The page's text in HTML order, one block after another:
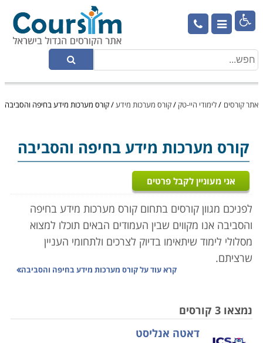

אתר קורסים /לימודי היי-טק /קורס מערכות מידע/קורס מערכות מידע בחיפה והסביבה
קורס מערכות מידעבחיפה והסביבה
אני מעוניין לקבל פרטים
לפניכם מגוון קורסים בתחום קורס מערכות מידע בחיפה
והסביבה אנו מקווים שבין העמודים הבאים תוכלו למצוא
מסלולי לימוד שיתאימו בדיוק לצרכים ולתחומי העניין
שרציתם.
כביש נתיבי המפרץ, הרכבת ותשתית האוטובוסים הפכו את
חיפה והסביבה לאזור בעל נגישות גבוהה. חיפה היא העיר
קרא עוד עלקורס מערכות מידע בחיפה והסביבה
נמצאו 3 קורסים
דאטה אנליסט